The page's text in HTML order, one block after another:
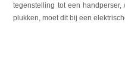
tegenstelling tot een
plukken, moet dit bij een